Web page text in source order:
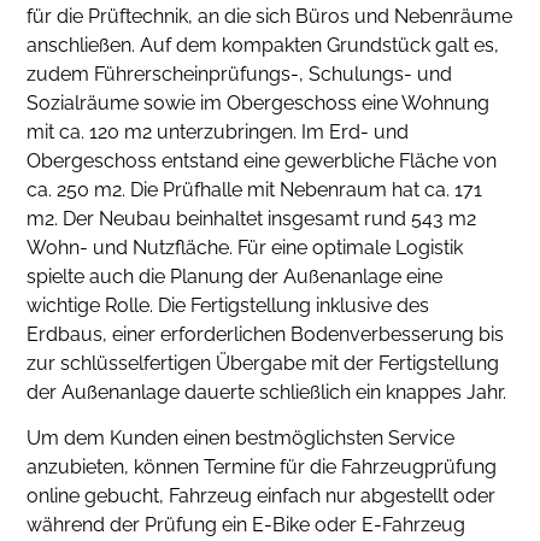
für die Prüftechnik, an die sich Büros und Nebenräume
anschließen. Auf dem kompakten Grundstück galt es,
zudem Führerscheinprüfungs-, Schulungs- und
Sozialräume sowie im Obergeschoss eine Wohnung
mit ca. 120 m2 unterzubringen. Im Erd- und
Obergeschoss entstand eine gewerbliche Fläche von
ca. 250 m2. Die Prüfhalle mit Nebenraum hat ca. 171
m2. Der Neubau beinhaltet insgesamt rund 543 m2
Wohn- und Nutzfläche. Für eine optimale Logistik
spielte auch die Planung der Außenanlage eine
wichtige Rolle. Die Fertigstellung inklusive des
Erdbaus, einer erforderlichen Bodenverbesserung bis
zur schlüsselfertigen Übergabe mit der Fertigstellung
der Außenanlage dauerte schließlich ein knappes Jahr.
Um dem Kunden einen bestmöglichsten Service
anzubieten, können Termine für die Fahrzeugprüfung
online gebucht, Fahrzeug einfach nur abgestellt oder
während der Prüfung ein E-Bike oder E-Fahrzeug